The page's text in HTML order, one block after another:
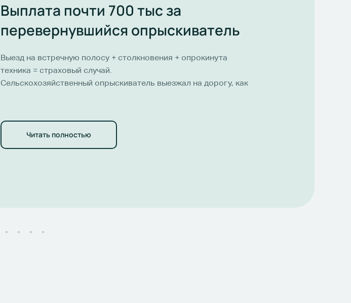
Выплата почти 700 тыс за
перевернувшийся опрыскиватель
Выезд на встречную полосу + столкновения + опрокинута
техника = страховый случай.
Сельскохозяйственный опрыскиватель выезжал на дорогу, как
опрокинуло.
Водитель не пострадал, а за спецтехнику мы выплатили
возмещение в размере 623 тыс. гривен.
Читать полностью